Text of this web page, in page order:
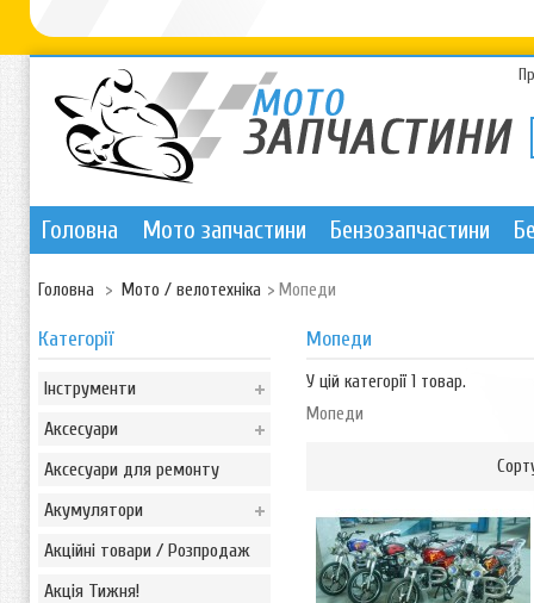
Головна Мото запчастини Бензозапчастини
Головна > Мото / велотехніка > Мопеди
Категорії
Інструменти
Аксесуари
Аксесуари для ремонту
Акумулятори
Акційні товари / Розпродаж
Акція Тижня!
Мопеди
У цій категорії 1 товар.
Мопеди